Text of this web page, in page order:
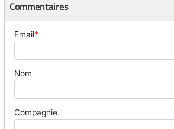
Commentaires